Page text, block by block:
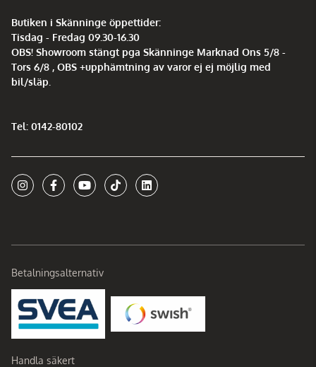
Butiken i Skänninge öppettider:
Tisdag - Fredag 09.30-16.30
OBS! Showroom stängt pga Skänninge Marknad Ons 5/8 -
Tors 6/8 , OBS +upphämtning av varor ej ej möjlig med
bil/släp.
Tel: 0142-80102
Betalningsalternativ
Handla säkert